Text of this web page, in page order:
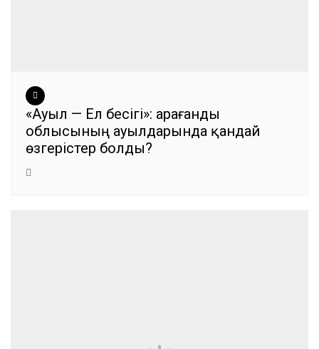
«Ауыл — Ел бесігі»: Қарағанды
облысының ауылдарында қандай
өзгерістер болды?